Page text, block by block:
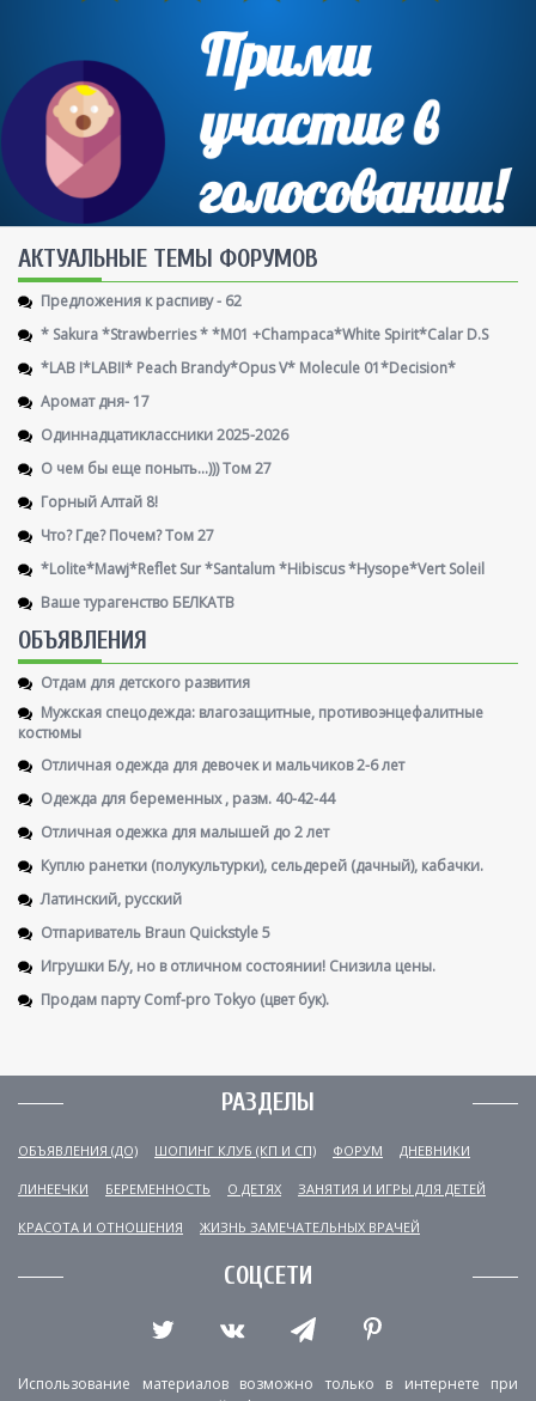
AКТУАЛЬНЫЕ ТЕМЫ ФОРУМОВ
Предложения к распиву - 62
* Sakura *Strawberries * *M01 +Champaca*White Spirit*Calar D.S
*LAB I*LABII* Peach Brandy*Opus V* Molecule 01*Decision*
Аромат дня- 17
Одиннадцатиклассники 2025-2026
О чем бы еще поныть...))) Том 27
Горный Алтай 8!
Что? Где? Почем? Том 27
*Lolite*Mawj*Reflet Sur *Santalum *Hibiscus *Hysope*Vert Soleil
Ваше турагенство БЕЛКАТВ
ОБЪЯВЛЕНИЯ
Отдам для детского развития
Мужская спецодежда: влагозащитные, противоэнцефалитные
костюмы
Отличная одежда для девочек и мальчиков 2-6 лет
Одежда для беременных , разм. 40-42-44
Отличная одежка для малышей до 2 лет
Куплю ранетки (полукультурки), сельдерей (дачный), кабачки.
Латинский, русский
Отпариватель Braun Quickstyle 5
Игрушки Б/у, но в отличном состоянии! Снизила цены.
Продам парту Comf-pro Tokyo (цвет бук).
РАЗДЕЛЫ
ОБЪЯВЛЕНИЯ (ДО) ШОПИНГ КЛУБ (КП И СП) ФОРУМ ДНЕВНИКИ
ЛИНЕЕЧКИ БЕРЕМЕННОСТЬ О ДЕТЯХ ЗАНЯТИЯ И ИГРЫ ДЛЯ ДЕТЕЙ
КРАСОТА И ОТНОШЕНИЯ ЖИЗНЬ ЗАМЕЧАТЕЛЬНЫХ ВРАЧЕЙ
СОЦСЕТИ
Использование материалов возможно только в интернете при